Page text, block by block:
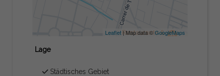
Leaflet| Map data ©GoogleMaps
Lage
Städtisches Gebiet